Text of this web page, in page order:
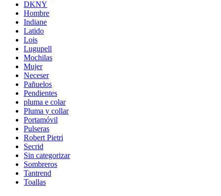
DKNY
Hombre
Indiane
Latido
Lois
Lugupell
Mochilas
Mujer
Neceser
Pañuelos
Pendientes
pluma e colar
Pluma y collar
Portamóvil
Pulseras
Robert Pietri
Secrid
Sin categorizar
Sombreros
Tantrend
Toallas